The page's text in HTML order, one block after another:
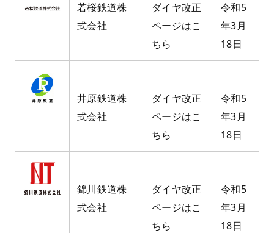
若桜鉄道株
式会社
ダイヤ改正
ページはこ
ちら
令和5
年3月
18日
井原鉄道株
式会社
ダイヤ改正
ページはこ
ちら
令和5
年3月
18日
錦川鉄道株
式会社
ダイヤ改正
ページはこ
ちら
令和5
年3月
18日